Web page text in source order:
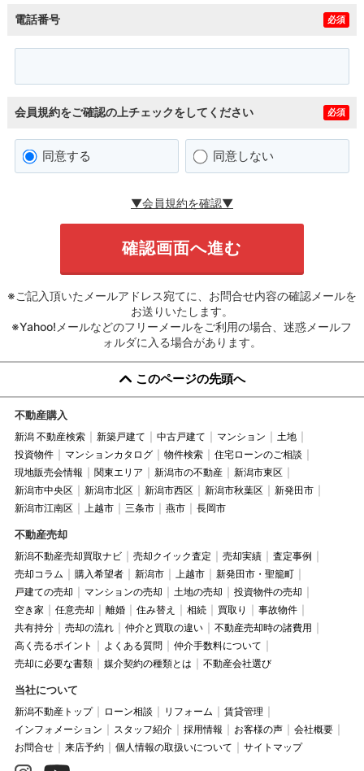
電話番号 必須
会員規約をご確認の上チェックをしてください 必須
同意する 同意しない
▼会員規約を確認▼
※ご記入頂いたメールアドレス宛てに、お問合せ内容の確認メールを
お送りいたします。
※Yahoo!メールなどのフリーメールをご利用の場合、迷惑メールフ
ォルダに入る場合があります。
このページの先頭へ
不動産購入
新潟 不動産検索 新築戸建て 中古戸建て マンション
土地
投資物件
マンションカタログ 物件検索
住宅ローンのご相談
現地販売会情報
関東エリア 新潟市の不動産
新潟市東区
新潟市中央区
新潟市北区 新潟市西区 新潟市秋葉区
新発田市
新潟市江南区
上越市 三条市 燕市 長岡市
不動産売却
新潟不動産売却買取ナビ 売却クイック査定 売却実績
査定事例
売却コラム
購入希望者 新潟市 上越市
新発田市・聖籠町
戸建ての売却
マンションの売却 土地の売却
投資物件の売却
空き家
任意売却 離婚 住み替え 相続 買取り
事故物件
共有持分
売却の流れ 仲介と買取の違い
不動産売却時の諸費用
高く売るポイント
よくある質問
仲介手数料について
売却に必要な書類
媒介契約の種類とは 不動産会社選び
当社について
新潟不動産トップ ローン相談 リフォーム
賃貸管理
インフォメーション
スタッフ紹介 採用情報 お客様の声
会社概要
お問合せ
来店予約 個人情報の取扱いについて サイトマップ